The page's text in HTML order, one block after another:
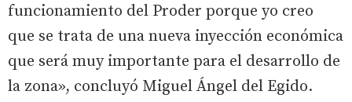
funcionamiento del Proder porque yo creo
que se trata de una nueva inyección económica
que será muy importante para el desarrollo de
la zona», concluyó Miguel Ángel del Egido.